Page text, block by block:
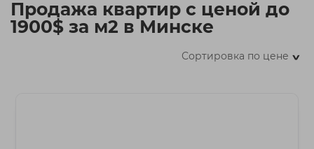
Продажа квартир с ценой до
1900$ за м2 в Минске
Сортировка по цене>